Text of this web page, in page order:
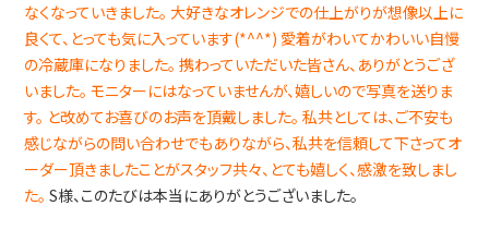
なくなっていきました。 大好きなオレンジでの仕上がりが想像以上に
良くて、とっても気に入っています(*^^*) 愛着がわいてかわいい自慢
の冷蔵庫になりました。 携わっていただいた皆さん、ありがとうござ
いました。 モニターにはなっていませんが、嬉しいので写真を送りま
す。 と改めてお喜びのお声を頂戴しました。 私共としては、ご不安も
感じながらの問い合わせでもありながら、私共を信頼して下さってオ
ーダー頂きましたことがスタッフ共々、とても嬉しく、感激を致しまし
た。 S様、このたびは本当にありがとうございました。